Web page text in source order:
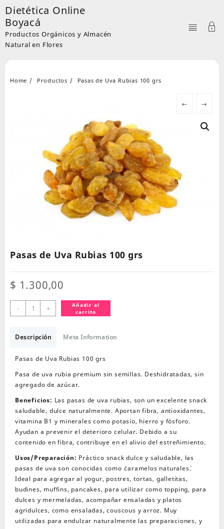
Skip
to
content
Dietética Online
Boyacá
Productos Orgánicos y Almacén
Natural en Flores
Home Productos Pasas de Uva Rubias 100 grs
← →
Pasas de Uva Rubias 100 grs
$ 1.300,00
-
Pasas
de
Rubias
grs
+
Añadir al
carrito
Descripción Meta Information
Pasas de Uva Rubias 100 grs
Pasa de uva rubia premium sin semillas. Deshidratadas, sin
agregado de azúcar.
Beneficios: Las pasas de uva rubias, son un excelente snack
saludable, dulce naturalmente. Aportan fibra, antioxidantes,
vitamina B1 y minerales como potasio, hierro y fósforo.
Ayudan a prevenir el deterioro celular. Debido a su
contenido en fibra, contribuye en el alivio del estreñimiento.
Usos/Preparación: Práctico snack dulce y saludable, las
pasas de uva son conocidas como ¨caramelos naturales¨.
Ideal para agregar al yogur, postres, tortas, galletitas,
budines, muffins, pancakes, para utilizar como topping, para
dulces y mermeladas, acompañar ensaladas y platos
agridulces, como ensaladas, couscous y arroz. Muy
utilizadas para endulzar naturalmente las preparaciones, y